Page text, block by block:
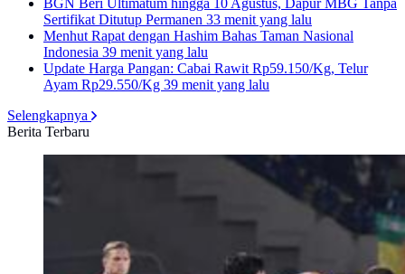
BGN Beri Ultimatum hingga 10 Agustus, Dapur MBG Tanpa
Sertifikat Ditutup Permanen 33 menit yang lalu
Menhut Rapat dengan Hashim Bahas Taman Nasional
Indonesia 39 menit yang lalu
Update Harga Pangan: Cabai Rawit Rp59.150/Kg, Telur
Ayam Rp29.550/Kg 39 menit yang lalu
Selengkapnya
Berita Terbaru